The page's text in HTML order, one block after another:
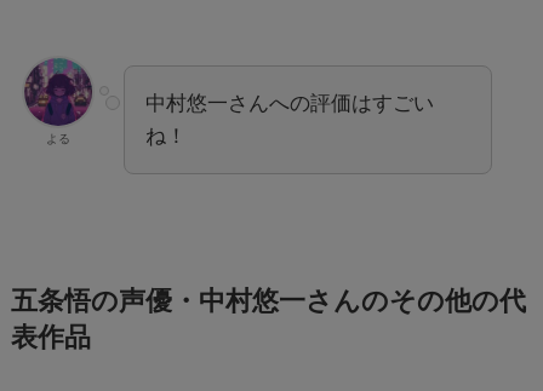
よる
中村悠一さんへの評価はすごい
ね！
五条悟の声優・中村悠一さんのその他の代
表作品